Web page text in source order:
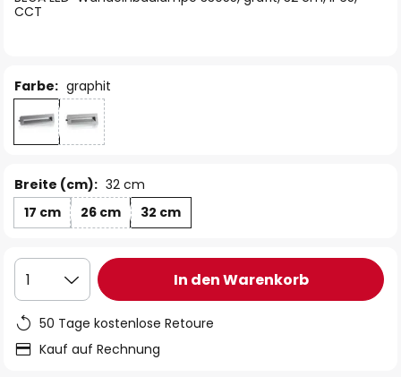
CCT
Farbe: graphit
Breite (cm): 32 cm
17 cm
26 cm 32 cm
1 In den Warenkorb
50 Tage kostenlose Retoure
Kauf auf Rechnung